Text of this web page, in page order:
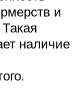
и
наличие